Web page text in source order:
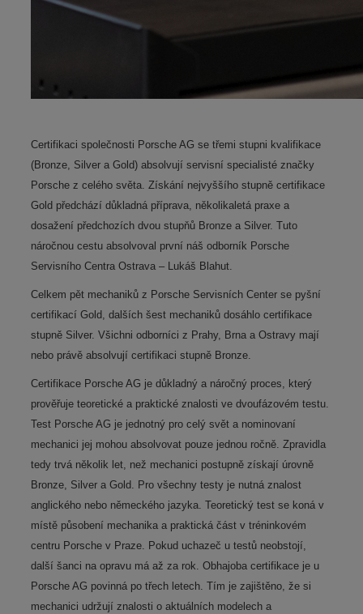
Certifikaci společnosti Porsche AG se třemi stupni kvalifikace
(Bronze, Silver a Gold) absolvují servisní specialisté značky
Porsche z celého světa. Získání nejvyššího stupně certifikace
Gold předchází důkladná příprava, několikaletá praxe a
dosažení předchozích dvou stupňů Bronze a Silver. Tuto
náročnou cestu absolvoval první náš odborník Porsche
Servisního Centra Ostrava – Lukáš Blahut.
Celkem pět mechaniků z Porsche Servisních Center se pyšní
certifikací Gold, dalších šest mechaniků dosáhlo certifikace
stupně Silver. Všichni odborníci z Prahy, Brna a Ostravy mají
nebo právě absolvují certifikaci stupně Bronze.
Certifikace Porsche AG je důkladný a náročný proces, který
prověřuje teoretické a praktické znalosti ve dvoufázovém testu.
Test Porsche AG je jednotný pro celý svět a nominovaní
mechanici jej mohou absolvovat pouze jednou ročně. Zpravidla
tedy trvá několik let, než mechanici postupně získají úrovně
Bronze, Silver a Gold. Pro všechny testy je nutná znalost
anglického nebo německého jazyka. Teoretický test se koná v
místě působení mechanika a praktická část v tréninkovém
centru Porsche v Praze. Pokud uchazeč u testů neobstojí,
další šanci na opravu má až za rok. Obhajoba certifikace je u
Porsche AG povinná po třech letech. Tím je zajištěno, že si
mechanici udržují znalosti o aktuálních modelech a